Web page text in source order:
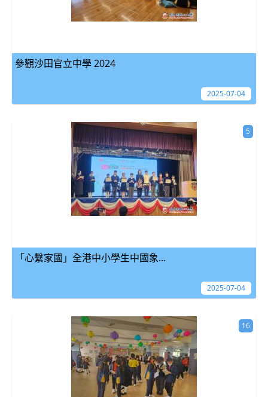
參觀沙田官立中學 2024
2025-07-04
「心繫家國」全港中小學生中國象...
5
2025-07-04
16